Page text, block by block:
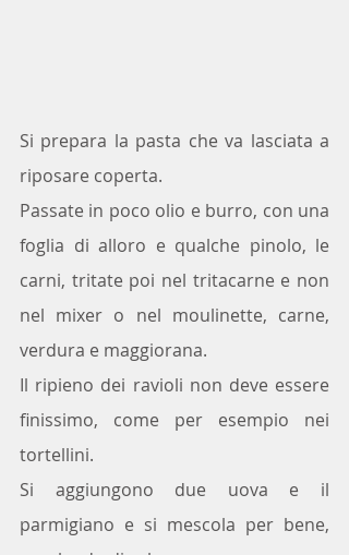
Si prepara la pasta che va lasciata a
riposare coperta.
Passate in poco olio e burro, con una
foglia di alloro e qualche pinolo, le
carni, tritate poi nel tritacarne e non
nel mixer o nel moulinette, carne,
verdura e maggiorana.
Il ripieno dei ravioli non deve essere
finissimo, come per esempio nei
tortellini.
Si aggiungono due uova e il
parmigiano e si mescola per bene,